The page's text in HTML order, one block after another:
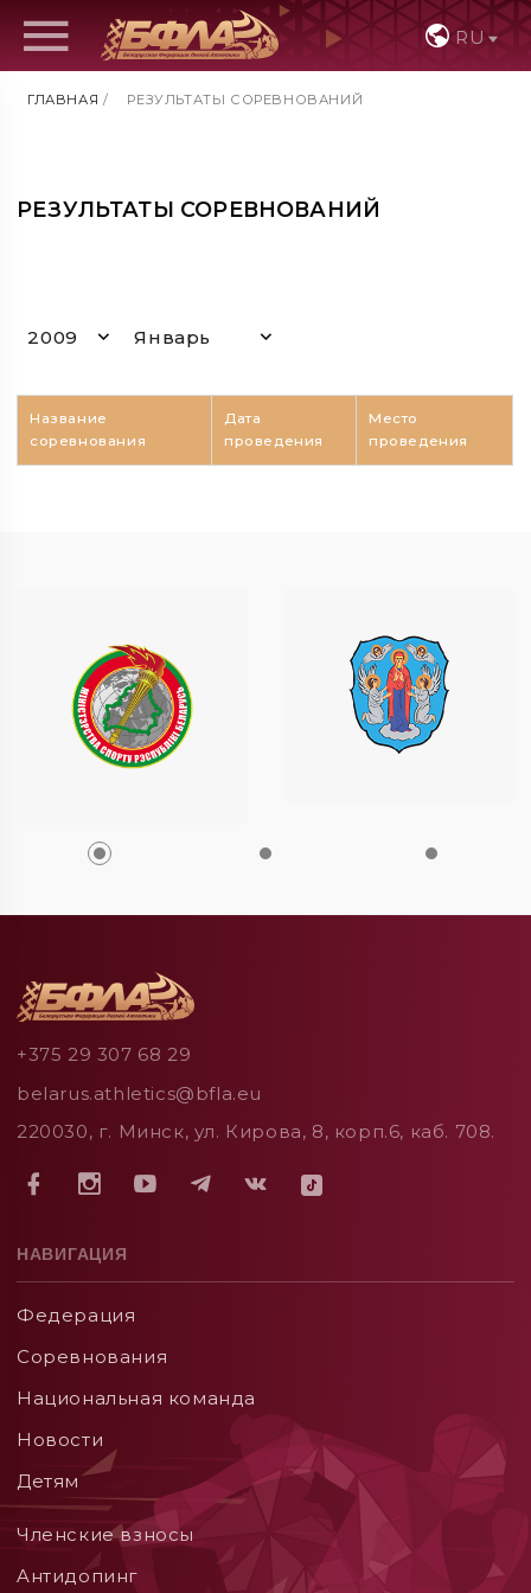
RU
ГЛАВНАЯ / РЕЗУЛЬТАТЫ СОРЕВНОВАНИЙ
РЕЗУЛЬТАТЫ СОРЕВНОВАНИЙ
2009 Январь
Название
соревнования
Дата
проведения
Место
проведения
+375 29 307 68 29
belarus.athletics@bfla.eu
220030, г. Минск, ул. Кирова, 8, корп.6, каб. 708.
НАВИГАЦИЯ
Федерация
Соревнования
Национальная команда
Новости
Детям
Членские взносы
Aнтидопинг